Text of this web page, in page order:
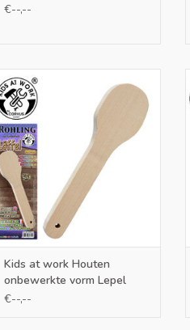
€--,--
Kids at Work Houten onbewerkte
TOEVOEGEN AAN WINKELWAGEN
Kids at work Houten
onbewerkte vorm Lepel
€--,--